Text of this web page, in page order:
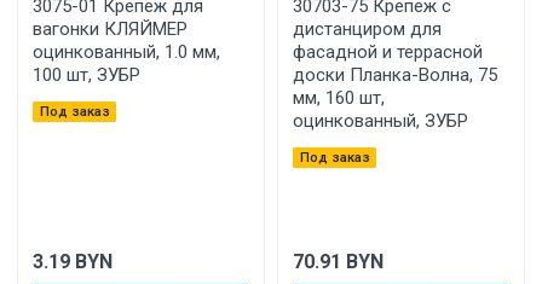
3075-01 Крепеж для
вагонки КЛЯЙМЕР
оцинкованный, 1.0 мм,
100 шт, ЗУБР
Под заказ
3.19 BYN
30703-75 Крепеж с
дистанциром для
фасадной и террасной
доски Планка-Волна, 75
мм, 160 шт,
оцинкованный, ЗУБР
Под заказ
70.91 BYN